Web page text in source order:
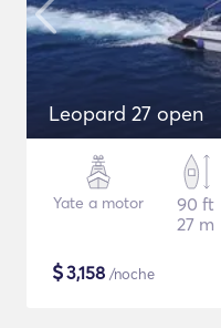
Leopard 27 open
Yate a motor
90 ft
27 m
$3,158 /noche